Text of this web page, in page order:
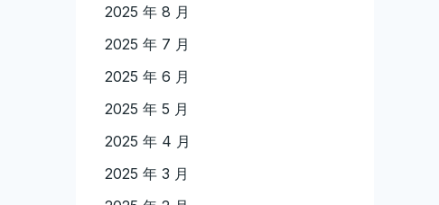
2025 年 8 月
2025 年 7 月
2025 年 6 月
2025 年 5 月
2025 年 4 月
2025 年 3 月